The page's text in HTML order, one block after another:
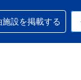
表示通貨はUS
択中の言語は日本
するサポートを
施設を掲載する